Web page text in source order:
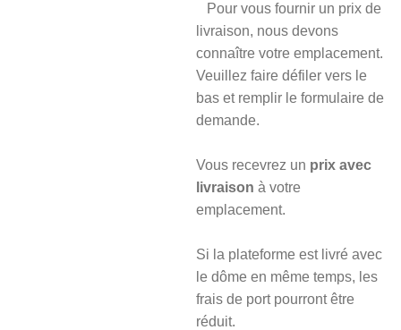
Pour vous fournir un prix de
livraison, nous devons
connaître votre emplacement.
Veuillez faire défiler vers le
bas et remplir le formulaire de
demande.
Vous recevrez un prix avec
livraison à votre
emplacement.
Si la plateforme est livré avec
le dôme en même temps, les
frais de port pourront être
réduit.